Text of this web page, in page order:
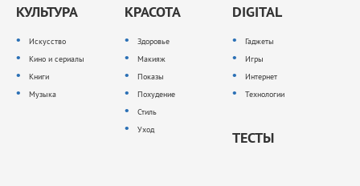
КУЛЬТУРА
Искусство
Кино и сериалы
Книги
Музыка
КРАСОТА
Здоровье
Макияж
Показы
Похудение
Стиль
Уход
DIGITAL
Гаджеты
Игры
Интернет
Технологии
ТЕСТЫ